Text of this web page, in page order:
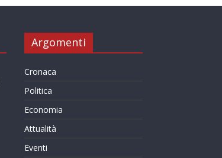
Argomenti
Cronaca
Politica
Economia
Attualità
Eventi